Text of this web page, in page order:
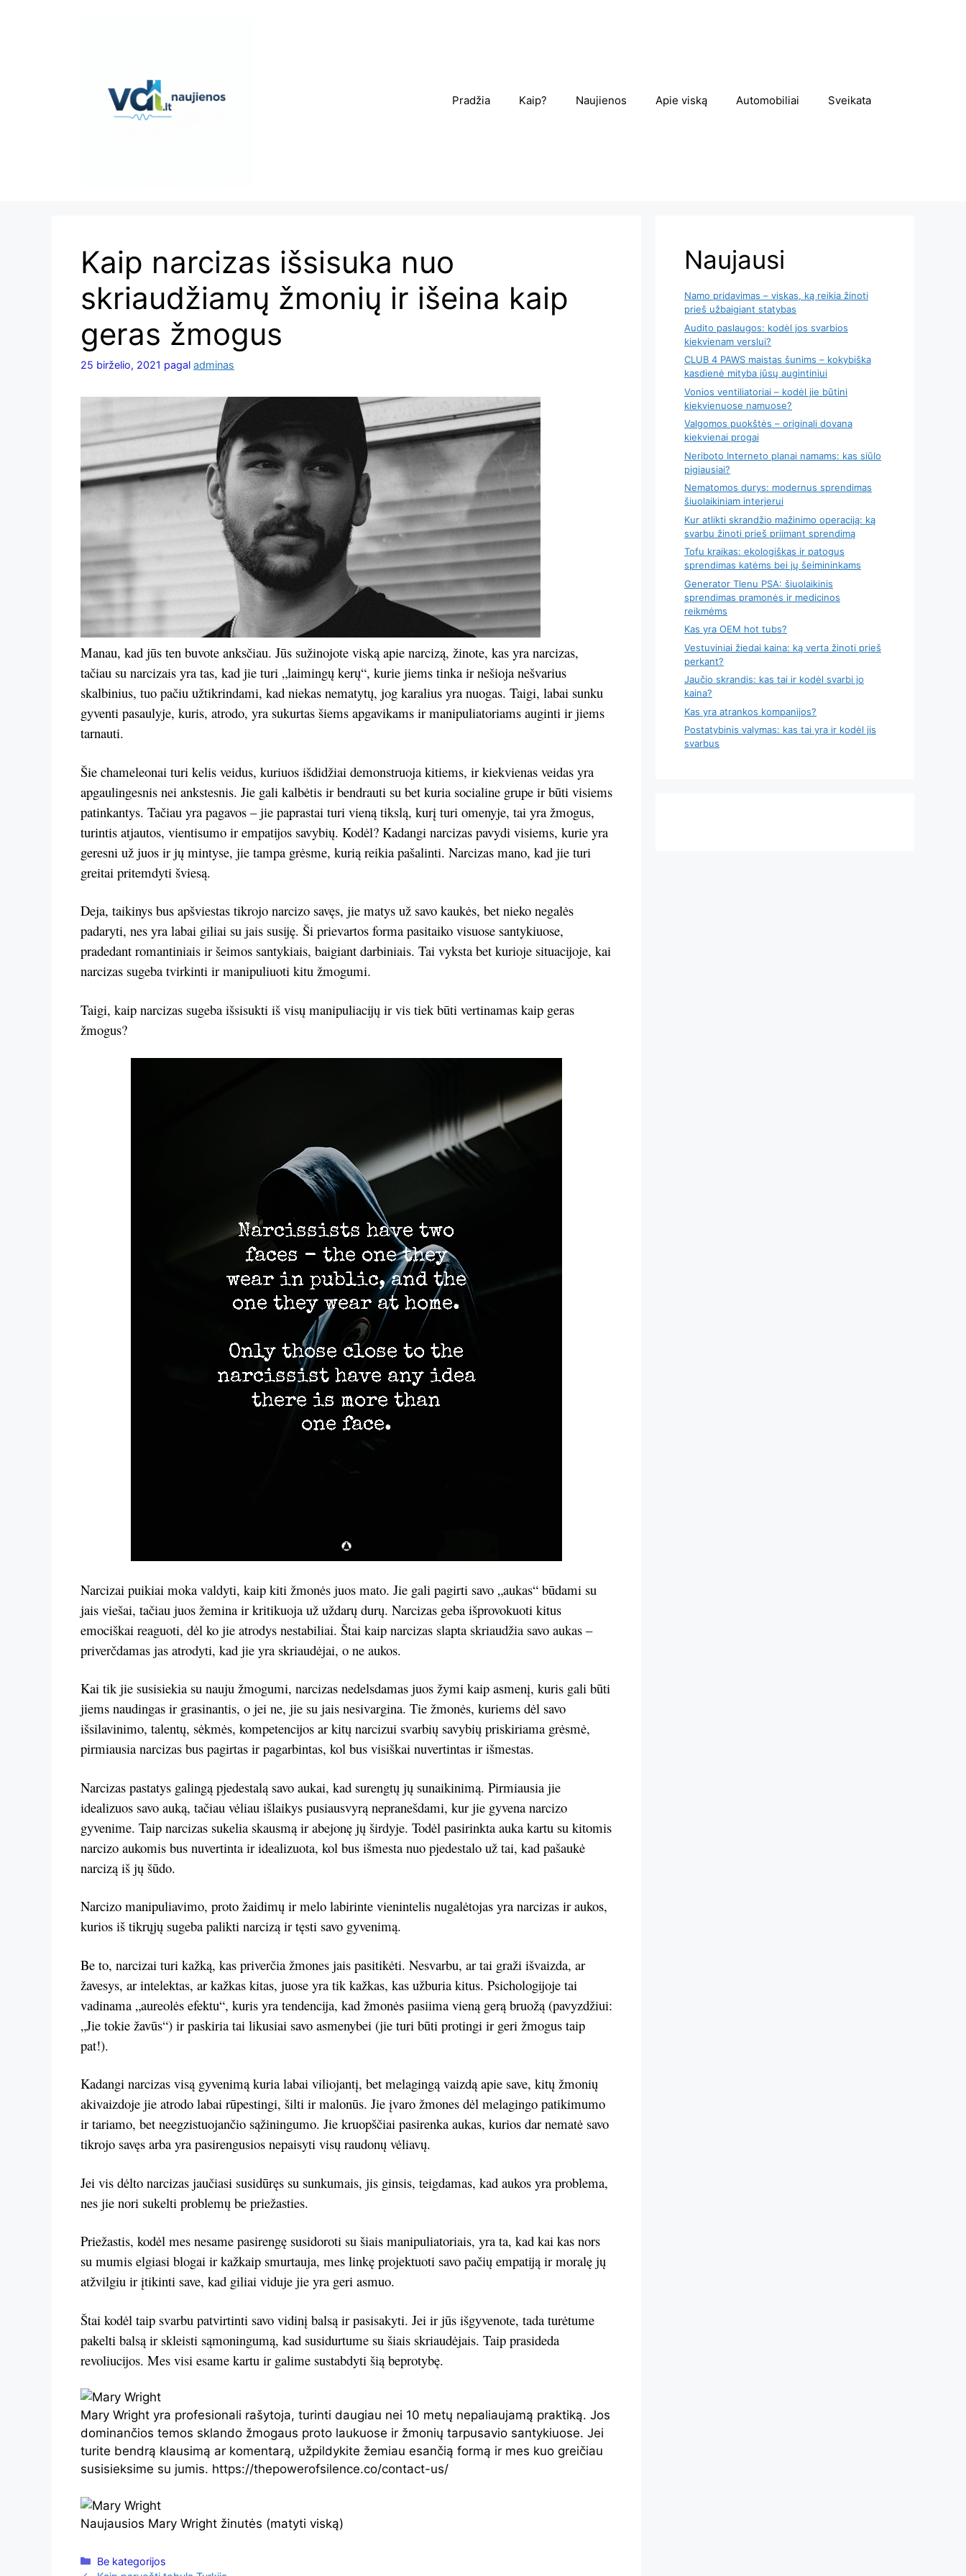
Pradžia Kaip? Naujienos Apie viską Automobiliai Sveikata
Kaip narcizas išsisuka nuo
skriaudžiamų žmonių ir išeina kaip
geras žmogus
25 birželio, 2021 pagal adminas
Manau, kad jūs ten buvote anksčiau. Jūs sužinojote viską apie narcizą, žinote, kas yra narcizas,
tačiau su narcizais yra tas, kad jie turi „laimingų kerų“, kurie jiems tinka ir nešioja nešvarius
skalbinius, tuo pačiu užtikrindami, kad niekas nematytų, jog karalius yra nuogas. Taigi, labai sunku
gyventi pasaulyje, kuris, atrodo, yra sukurtas šiems apgavikams ir manipuliatoriams auginti ir jiems
tarnauti.
Šie chameleonai turi kelis veidus, kuriuos išdidžiai demonstruoja kitiems, ir kiekvienas veidas yra
apgaulingesnis nei ankstesnis. Jie gali kalbėtis ir bendrauti su bet kuria socialine grupe ir būti visiems
patinkantys. Tačiau yra pagavos – jie paprastai turi vieną tikslą, kurį turi omenyje, tai yra žmogus,
turintis atjautos, vientisumo ir empatijos savybių. Kodėl? Kadangi narcizas pavydi visiems, kurie yra
geresni už juos ir jų mintyse, jie tampa grėsme, kurią reikia pašalinti. Narcizas mano, kad jie turi
greitai pritemdyti šviesą.
Deja, taikinys bus apšviestas tikrojo narcizo savęs, jie matys už savo kaukės, bet nieko negalės
padaryti, nes yra labai giliai su jais susiję. Ši prievartos forma pasitaiko visuose santykiuose,
pradedant romantiniais ir šeimos santykiais, baigiant darbiniais. Tai vyksta bet kurioje situacijoje, kai
narcizas sugeba tvirkinti ir manipuliuoti kitu žmogumi.
Taigi, kaip narcizas sugeba išsisukti iš visų manipuliacijų ir vis tiek būti vertinamas kaip geras
žmogus?
Narcizai puikiai moka valdyti, kaip kiti žmonės juos mato. Jie gali pagirti savo „aukas“ būdami su
jais viešai, tačiau juos žemina ir kritikuoja už uždarų durų. Narcizas geba išprovokuoti kitus
emociškai reaguoti, dėl ko jie atrodys nestabiliai. Štai kaip narcizas slapta skriaudžia savo aukas –
priverčdamas jas atrodyti, kad jie yra skriaudėjai, o ne aukos.
Kai tik jie susisiekia su nauju žmogumi, narcizas nedelsdamas juos žymi kaip asmenį, kuris gali būti
jiems naudingas ir grasinantis, o jei ne, jie su jais nesivargina. Tie žmonės, kuriems dėl savo
išsilavinimo, talentų, sėkmės, kompetencijos ar kitų narcizui svarbių savybių priskiriama grėsmė,
pirmiausia narcizas bus pagirtas ir pagarbintas, kol bus visiškai nuvertintas ir išmestas.
Narcizas pastatys galingą pjedestalą savo aukai, kad surengtų jų sunaikinimą. Pirmiausia jie
idealizuos savo auką, tačiau vėliau išlaikys pusiausvyrą nepranešdami, kur jie gyvena narcizo
gyvenime. Taip narcizas sukelia skausmą ir abejonę jų širdyje. Todėl pasirinkta auka kartu su kitomis
narcizo aukomis bus nuvertinta ir idealizuota, kol bus išmesta nuo pjedestalo už tai, kad pašaukė
narcizą iš jų šūdo.
Narcizo manipuliavimo, proto žaidimų ir melo labirinte vienintelis nugalėtojas yra narcizas ir aukos,
kurios iš tikrųjų sugeba palikti narcizą ir tęsti savo gyvenimą.
Be to, narcizai turi kažką, kas priverčia žmones jais pasitikėti. Nesvarbu, ar tai graži išvaizda, ar
žavesys, ar intelektas, ar kažkas kitas, juose yra tik kažkas, kas užburia kitus. Psichologijoje tai
vadinama „aureolės efektu“, kuris yra tendencija, kad žmonės pasiima vieną gerą bruožą (pavyzdžiui:
„Jie tokie žavūs“) ir paskiria tai likusiai savo asmenybei (jie turi būti protingi ir geri žmogus taip
pat!).
Kadangi narcizas visą gyvenimą kuria labai viliojantį, bet melagingą vaizdą apie save, kitų žmonių
akivaizdoje jie atrodo labai rūpestingi, šilti ir malonūs. Jie įvaro žmones dėl melagingo patikimumo
ir tariamo, bet neegzistuojančio sąžiningumo. Jie kruopščiai pasirenka aukas, kurios dar nematė savo
tikrojo savęs arba yra pasirengusios nepaisyti visų raudonų vėliavų.
Jei vis dėlto narcizas jaučiasi susidūręs su sunkumais, jis ginsis, teigdamas, kad aukos yra problema,
nes jie nori sukelti problemų be priežasties.
Priežastis, kodėl mes nesame pasirengę susidoroti su šiais manipuliatoriais, yra ta, kad kai kas nors
su mumis elgiasi blogai ir kažkaip smurtauja, mes linkę projektuoti savo pačių empatiją ir moralę jų
atžvilgiu ir įtikinti save, kad giliai viduje jie yra geri asmuo.
Štai kodėl taip svarbu patvirtinti savo vidinį balsą ir pasisakyti. Jei ir jūs išgyvenote, tada turėtume
pakelti balsą ir skleisti sąmoningumą, kad susidurtume su šiais skriaudėjais. Taip prasideda
revoliucijos. Mes visi esame kartu ir galime sustabdyti šią beprotybę.
Mary Wright yra profesionali rašytoja, turinti daugiau nei 10 metų nepaliaujamą praktiką. Jos
dominančios temos sklando žmogaus proto laukuose ir žmonių tarpusavio santykiuose. Jei
turite bendrą klausimą ar komentarą, užpildykite žemiau esančią formą ir mes kuo greičiau
susisieksime su jumis. https://thepowerofsilence.co/contact-us/
Naujausios Mary Wright žinutės (matyti viską)
Kategorijos
Be kategorijos
Naujausi
Namo pridavimas – viskas, ką reikia žinoti
prieš užbaigiant statybas
Audito paslaugos: kodėl jos svarbios
kiekvienam verslui?
CLUB 4 PAWS maistas šunims – kokybiška
kasdienė mityba jūsų augintiniui
Vonios ventiliatoriai – kodėl jie būtini
kiekvienuose namuose?
Valgomos puokštės – originali dovana
kiekvienai progai
Neriboto Interneto planai namams: kas siūlo
pigiausiai?
Nematomos durys: modernus sprendimas
šiuolaikiniam interjerui
Kur atlikti skrandžio mažinimo operaciją: ką
svarbu žinoti prieš priimant sprendimą
Tofu kraikas: ekologiškas ir patogus
sprendimas katėms bei jų šeimininkams
Generator Tlenu PSA: šiuolaikinis
sprendimas pramonės ir medicinos
reikmėms
Kas yra OEM hot tubs?
Vestuviniai žiedai kaina: ką verta žinoti prieš
perkant?
Jaučio skrandis: kas tai ir kodėl svarbi jo
kaina?
Kas yra atrankos kompanijos?
Postatybinis valymas: kas tai yra ir kodėl jis
svarbus